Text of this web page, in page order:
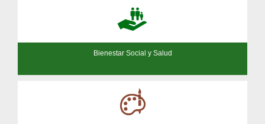
Bienestar Social y Salud